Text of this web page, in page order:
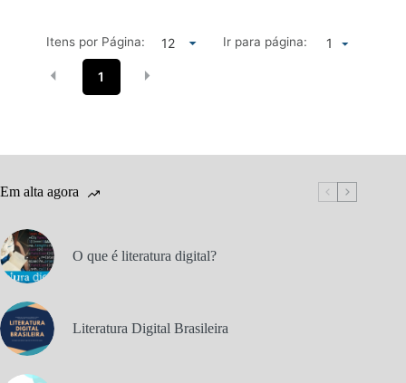
Itens por Página: Ir para página: 1
1
Em alta agora
O que é literatura digital?
Literatura Digital Brasileira